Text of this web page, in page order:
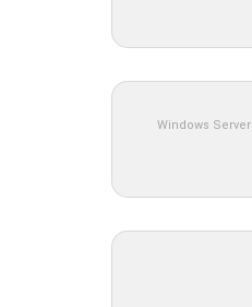
خرید لایسنس ویندوز سرور: نسخه اورجینال Windows Server